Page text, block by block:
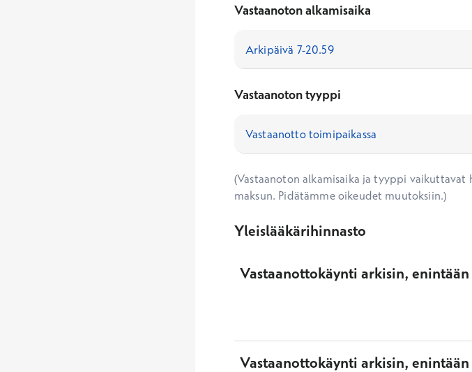
Vastaanoton alkamisaika
Vastaanoton tyyppi
(Vastaanoton alkamisaika ja tyyppi vaikuttavat
maksun. Pidätämme oikeudet muutoksiin.)
Yleislääkärihinnasto
Vastaanottokäynti arkisin, enintään
Vastaanottokäynti arkisin,